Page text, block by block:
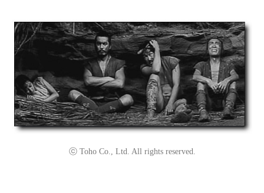
ⓒ Toho Co., Ltd. All rights reserved.